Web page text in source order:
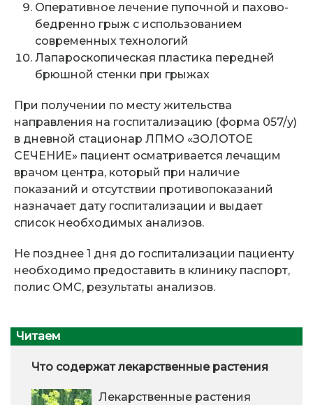
Оперативное лечение пупочной и пахово-
бедренно грыж с использованием
современных технологий
Лапароскопическая пластика передней
брюшной стенки при грыжах
При получении по месту жительства
направления на госпитализацию (форма 057/у)
в дневной стационар ЛПМО «ЗОЛОТОЕ
СЕЧЕНИЕ» пациент осматривается лечащим
врачом центра, который при наличие
показаний и отсутствии противопоказаний
назначает дату госпитализации и выдает
список необходимых анализов.
Не позднее 1 дня до госпитализации пациенту
необходимо предоставить в клинику паспорт,
полис ОМС, результаты анализов.
Читаем
Что содержат лекарственные растения
Лекарственные растения